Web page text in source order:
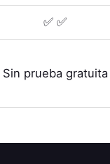
✅ ✅
Sin prueba gratuita